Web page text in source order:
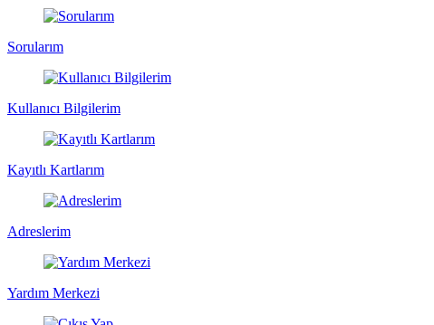
Sorularım
Kullanıcı Bilgilerim
Kayıtlı Kartlarım
Adreslerim
Yardım Merkezi